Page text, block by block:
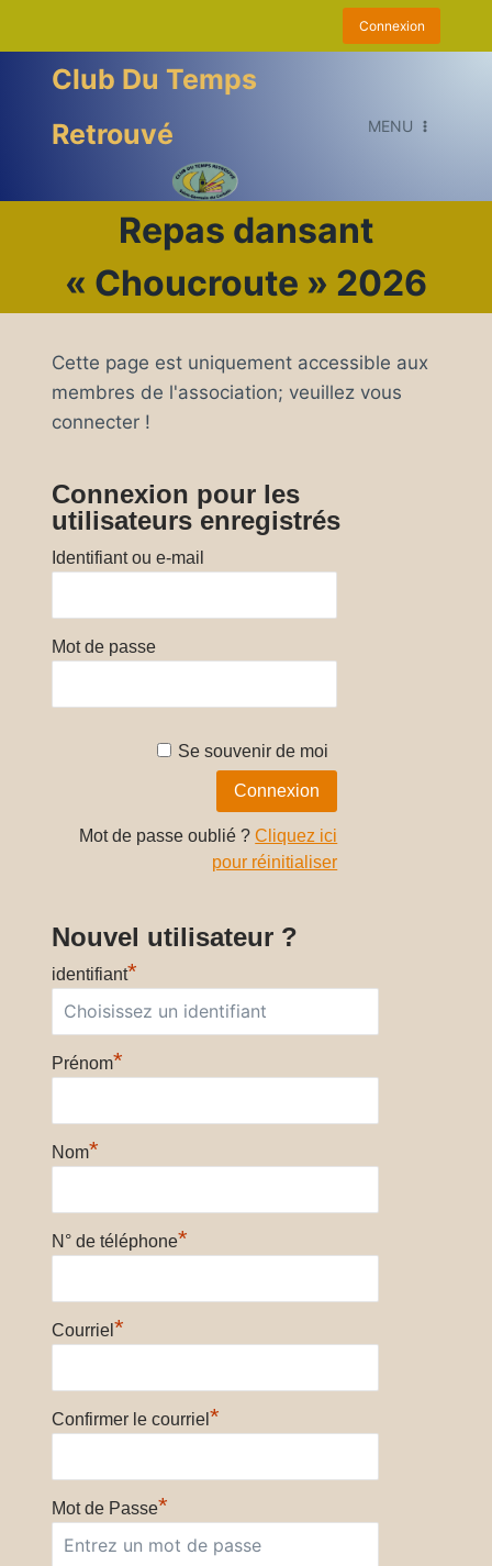
contenu
Connexion
Club Du Temps
Retrouvé
MENU
Repas dansant
« Choucroute » 2026
Cette page est uniquement accessible aux
membres de l'association; veuillez vous
connecter !
Connexion pour les
utilisateurs enregistrés
Identifiant ou e-mail
Mot de passe
Se souvenir de moi
Mot de passe oublié ?Cliquez ici
pour réinitialiser
Nouvel utilisateur ?
identifiant*
Prénom*
Nom*
N° de téléphone*
Courriel *
Confirmer le courriel *
Mot de Passe*